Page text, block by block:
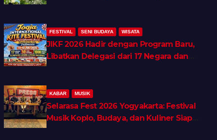
FESTIVAL SENI BUDAYA WISATA
JIKF 2026 Hadir dengan Program Baru,
Libatkan Delegasi dari 17 Negara dan
KABAR MUSIK
Selarasa Fest 2026 Yogyakarta: Festival
Musik Koplo, Budaya, dan Kuliner Siap